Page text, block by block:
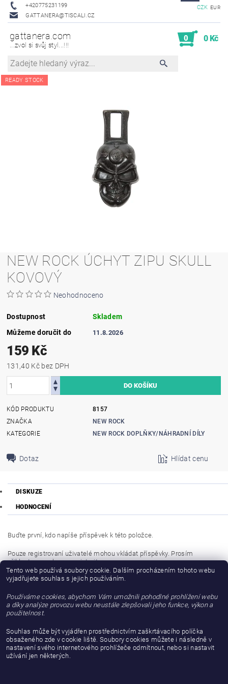
+420775231199
GATTANERA@TISCALI.CZ
CZK EUR
gattanera.com
...zvol si svůj styl...!!!
0 0 Kč
READY STOCK
NEW ROCK ÚCHYT ZIPU SKULL
KOVOVÝ
Neohodnoceno
Dostupnost
Skladem
Můžeme doručit do
11.8.2026
159 Kč
131,40 Kč bez DPH
KÓD PRODUKTU
8157
ZNAČKA
NEW ROCK
KATEGORIE
NEW ROCK DOPLŇKY/NÁHRADNÍ DÍLY
Dotaz Hlídat cenu
DISKUZE
HODNOCENÍ
Buďte první, kdo napíše příspěvek k této položce.
Pouze registrovaní uživatelé mohou vkládat příspěvky. Prosím
přihlaste senebo seregistrujte.
Buďte první, kdo napíše příspěvek k této položce.
Přidat hodnocení
Tento web používá soubory cookie. Dalším procházením tohoto webu
vyjadřujete souhlas s jejich používáním.
Používáme cookies, abychom Vám umožnili pohodlné prohlížení webu
a díky analýze provozu webu neustále zlepšovali jeho funkce, výkon a
použitelnost.
Souhlas může být vyjádřen prostřednictvím zaškrtávacího políčka
obsaženého zde v cookie liště. Soubory cookies můžete i následně v
nastavení svého internetového prohlížeče odmítnout, nebo si nastavit
užívání jen některých.